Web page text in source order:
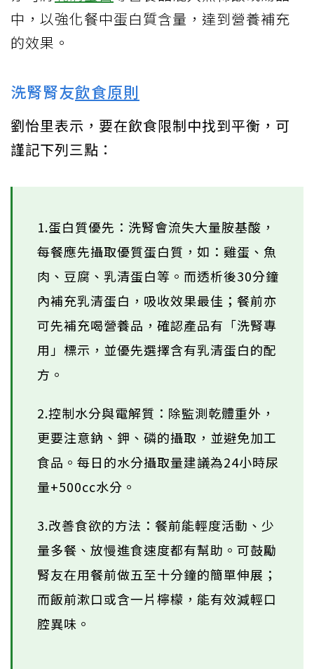
中，以強化餐中蛋白質含量，達到營養補充
的效果。
洗腎腎友飲食原則
劉怡里表示，要在飲食限制中找到平衡，可
謹記下列三點：
1.蛋白質優先：洗腎會流失大量胺基酸，
每餐應先攝取優質蛋白質，如：雞蛋、魚
肉、豆腐、乳清蛋白等。而透析後30分鐘
內補充乳清蛋白，吸收效果最佳；餐前亦
可先補充喝營養品，確認產品有「洗腎專
用」標示，並優先選擇含有乳清蛋白的配
方。
2.控制水分與電解質：除監測乾體重外，
更要注意鈉、鉀、磷的攝取，並避免加工
食品。每日的水分攝取量建議為24小時尿
量+500cc水分。
3.改善食欲的方法：餐前能輕度活動、少
量多餐、放慢進食速度都有幫助。可鼓勵
腎友在用餐前做五至十分鐘的簡單伸展；
而飯前漱口或含一片檸檬，能有效減輕口
腔異味。